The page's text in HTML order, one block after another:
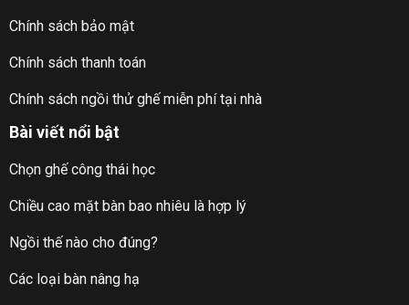
Chính sách bảo mật
Chính sách thanh toán
Chính sách ngồi thử ghế miễn phí tại nhà
Bài viết nổi bật
Chọn ghế công thái học
Chiều cao mặt bàn bao nhiêu là hợp lý
Ngồi thế nào cho đúng?
Các loại bàn nâng hạ